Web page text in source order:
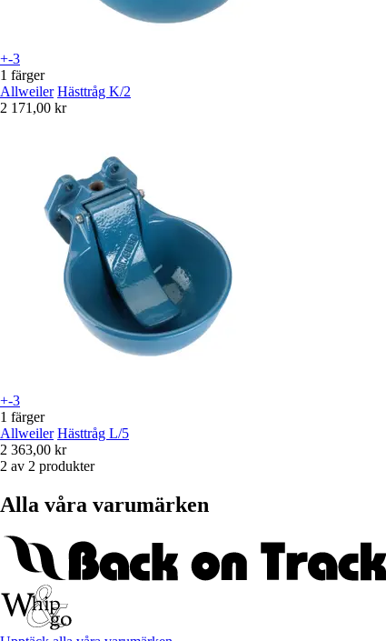
+-3
1 färger
Allweiler Hästtråg K/2
2 171,00 kr
+-3
1 färger
Allweiler Hästtråg L/5
2 363,00 kr
2 av 2 produkter
Alla våra varumärken